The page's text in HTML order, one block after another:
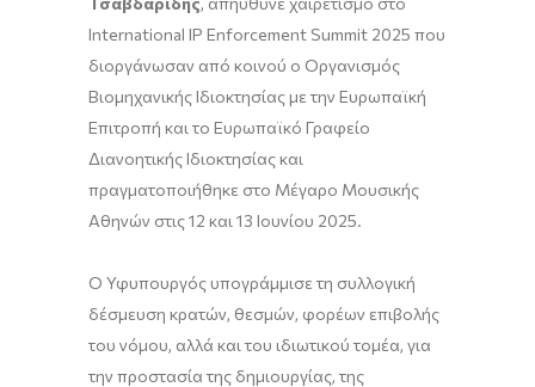
International IP Enforcement Summit 2025 που
διοργάνωσαν από κοινού ο Οργανισμός
Βιομηχανικής Ιδιοκτησίας με την Ευρωπαϊκή
Επιτροπή και το Ευρωπαϊκό Γραφείο
Διανοητικής Ιδιοκτησίας και
πραγματοποιήθηκε στο Μέγαρο Μουσικής
Αθηνών στις 12 και 13 Ιουνίου 2025.
Ο Υφυπουργός υπογράμμισε τη συλλογική
δέσμευση κρατών, θεσμών, φορέων επιβολής
του νόμου, αλλά και του ιδιωτικού τομέα, για
την προστασία της δημιουργίας, της